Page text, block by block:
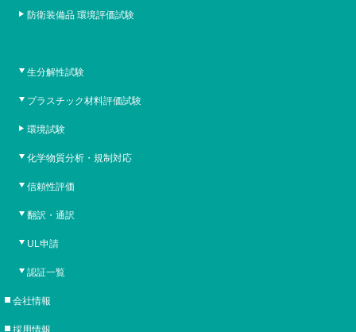
防衛装備品 環境評価試験
生分解性試験
プラスチック材料評価試験
環境試験
化学物質分析・規制対応
信頼性評価
翻訳・通訳
UL申請
認証一覧
会社情報